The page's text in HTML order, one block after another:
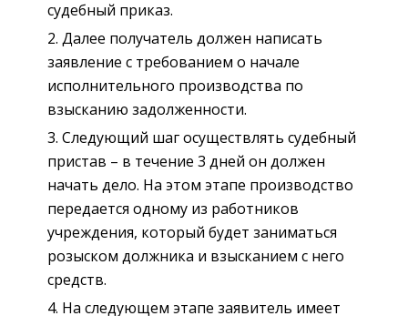
судебный приказ.
Далее получатель должен написать
заявление с требованием о начале
исполнительного производства по
взысканию задолженности.
Следующий шаг осуществлять судебный
пристав – в течение 3 дней он должен
начать дело. На этом этапе производство
передается одному из работников
учреждения, который будет заниматься
розыском должника и взысканием с него
средств.
На следующем этапе заявитель имеет